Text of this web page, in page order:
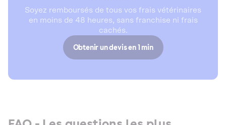
Soyez remboursés de tous vos frais vétérinaires
en moins de 48 heures, sans franchise ni frais
cachés.
Obtenir un devis en 1 min